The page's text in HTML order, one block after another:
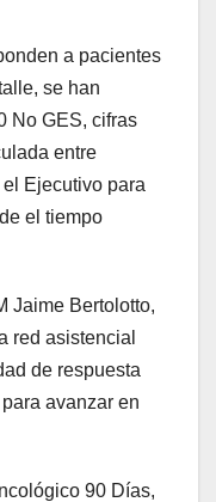
a pacientes
se han
No GES, cifras
entre
Ejecutivo para
el tiempo
Jaime Bertolotto,
red asistencial
de respuesta
avanzar en
90 Días,